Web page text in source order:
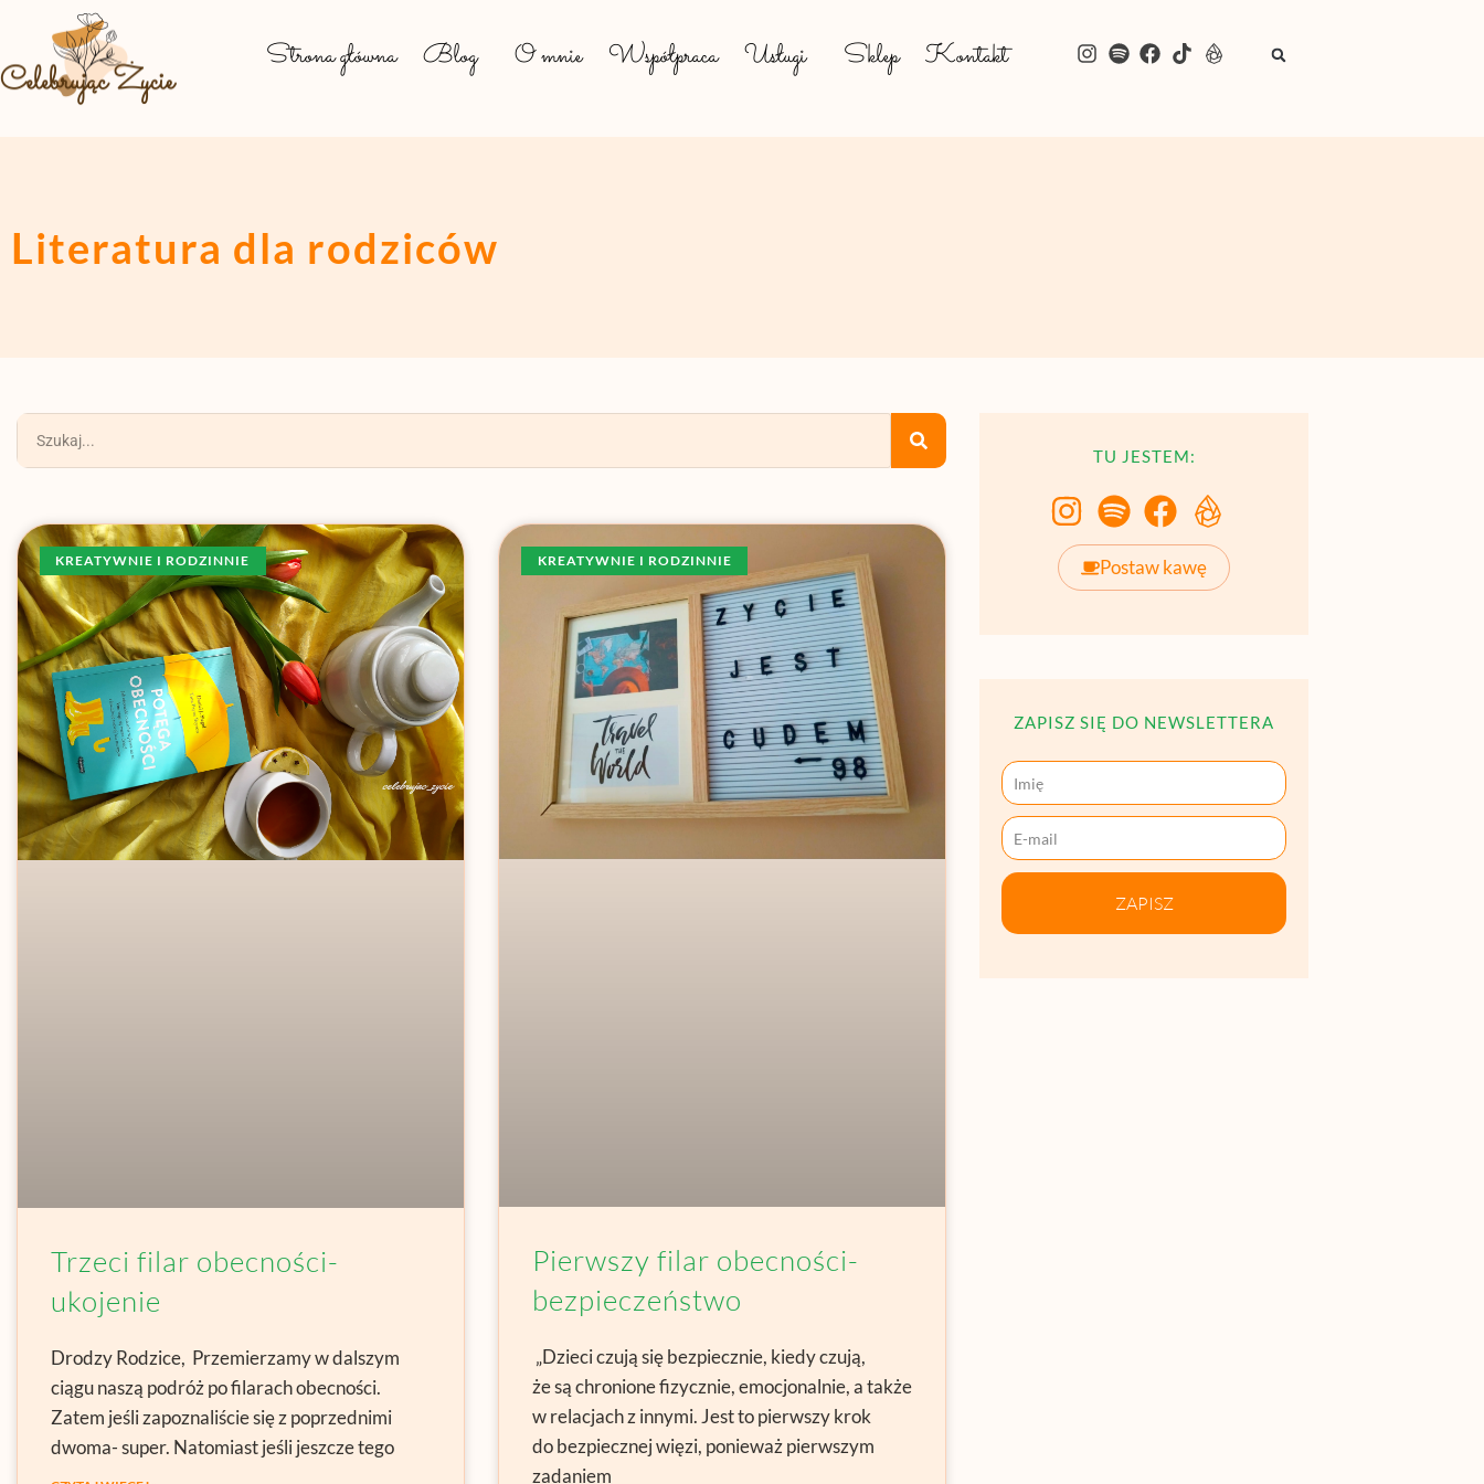
Strona główna Blog O mnie Współpraca Usługi Sklep Kontakt
Literatura dla rodziców
KREATYWNIE I RODZINNIE
Trzeci filar obecności-
ukojenie
Drodzy Rodzice, Przemierzamy w dalszym
ciągu naszą podróż po filarach obecności.
Zatem jeśli zapoznaliście się z poprzednimi
dwoma- super. Natomiast jeśli jeszcze tego
KREATYWNIE I RODZINNIE
Pierwszy filar obecności-
bezpieczeństwo
„Dzieci czują się bezpiecznie, kiedy czują,
że są chronione fizycznie, emocjonalnie, a także
w relacjach z innymi. Jest to pierwszy krok
do bezpiecznej więzi, ponieważ pierwszym
zadaniem
TU JESTEM:
Postaw kawę
ZAPISZ SIĘ DO NEWSLETTERA
ZAPISZ